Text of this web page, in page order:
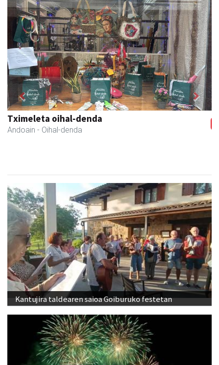
Arruti gozotegia
Andoain - Gozotegiak
Previous Next
Kantujira taldearen saioa Goiburuko festetan